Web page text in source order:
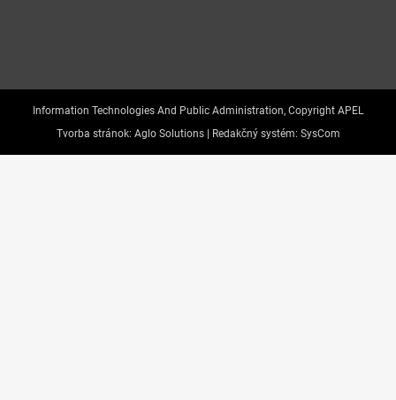
Information Technologies And Public Administration, Copyright APEL
Tvorba stránok: Aglo Solutions | Redakčný systém: SysCom